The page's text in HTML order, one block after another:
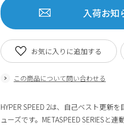
入荷お知
この商品について問い合わせる
お気に入りに追加する
HYPER SPEED 2は、自己ベスト更新
ューズです。METASPEED SERIESと